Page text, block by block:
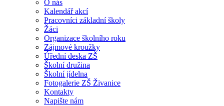
O nás
Kalendář akcí
Pracovníci základní školy
Žáci
Organizace školního roku
Zájmové kroužky
Úřední deska ZŠ
Školní družina
Školní jídelna
Fotogalerie ZŠ Živanice
Kontakty
Napište nám